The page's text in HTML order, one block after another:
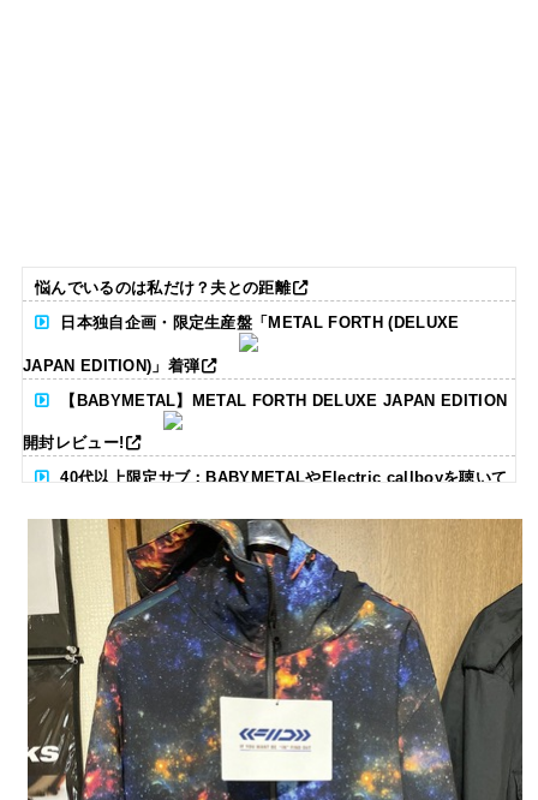
悩んでいるのは私だけ？夫との距離
日本独自企画・限定生産盤「METAL FORTH (DELUXE
JAPAN EDITION)」着弾
【BABYMETAL】METAL FORTH DELUXE JAPAN EDITION
開封レビュー!
40代以上限定サブ：BABYMETALやElectric callboyを聴いて
る人いる？ 【海外の反応】
BABYMETAL「CANNONBALL外伝」グッズ販売決定
タワーレコード新宿店にてBABYMETALのパネル展が開催中
Powered by livedoor 相互RSS